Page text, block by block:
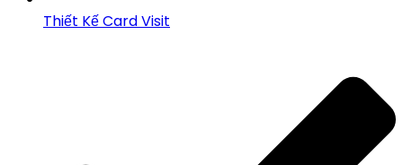
Thiết Kế Card Visit